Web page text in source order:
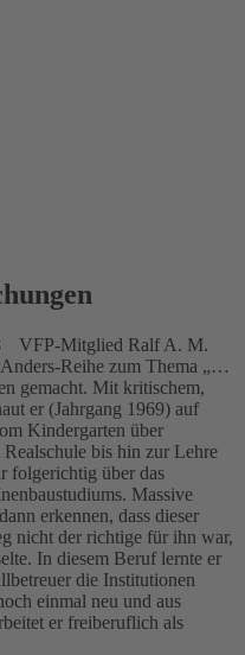
VFP-Mitglied Ralf A. M.
Reihe zum Thema „…
gemacht. Mit kritischem,
er (Jahrgang 1969) auf
Kindergarten über
bis hin zur Lehre
folgerichtig über das
Massive
erkennen, dass dieser
nicht der richtige für ihn war,
In diesem Beruf lernte er
die Institutionen
einmal neu und aus
er freiberuflich als